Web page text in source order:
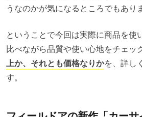
うなのかが気になるところでもあり
ということで今回は実際に商品を使
比べながら品質や使い心地をチェッ
上か、それとも価格なりかを、詳し
す。